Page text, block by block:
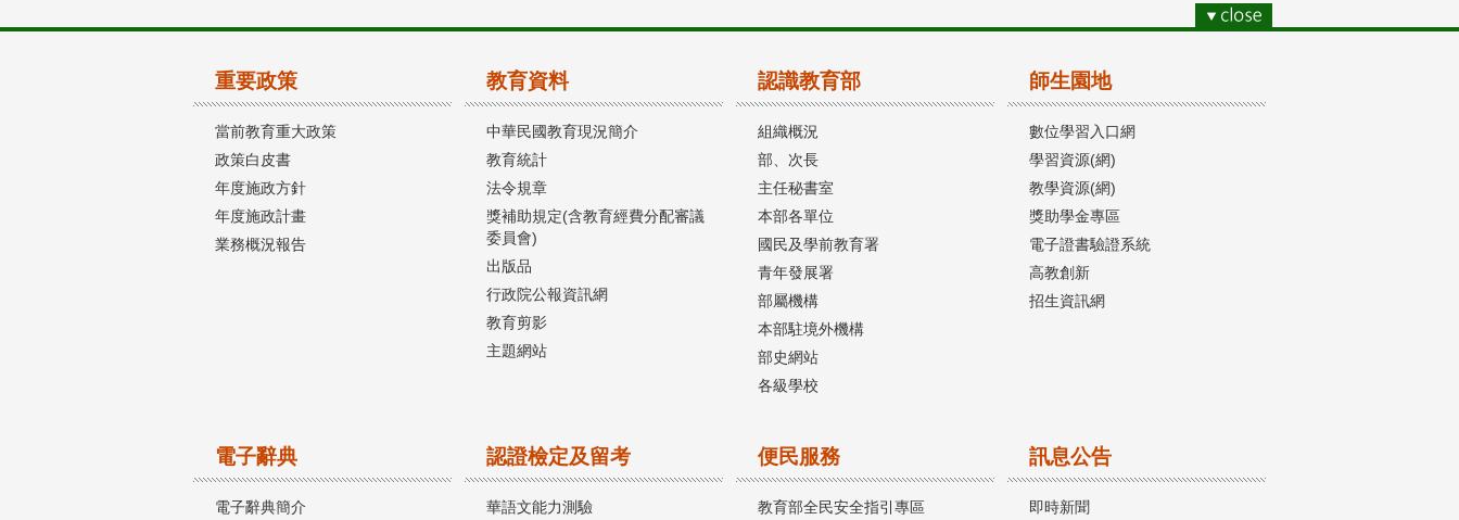
重要政策
當前教育重大政策
政策白皮書
年度施政方針
年度施政計畫
業務概況報告
教育資料
中華民國教育現況簡介
教育統計
法令規章
獎補助規定(含教育經費分配審議
委員會)
出版品
行政院公報資訊網
教育剪影
主題網站
認識教育部
組織概況
部、次長
主任秘書室
本部各單位
國民及學前教育署
青年發展署
部屬機構
本部駐境外機構
部史網站
各級學校
師生園地
數位學習入口網
學習資源(網)
教學資源(網)
獎助學金專區
電子證書驗證系統
高教創新
招生資訊網
電子辭典
電子辭典簡介
認證檢定及留考
華語文能力測驗
便民服務
教育部全民安全指引專區
訊息公告
即時新聞